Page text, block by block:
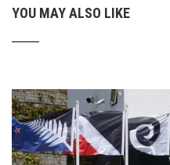
YOU MAY ALSO LIKE